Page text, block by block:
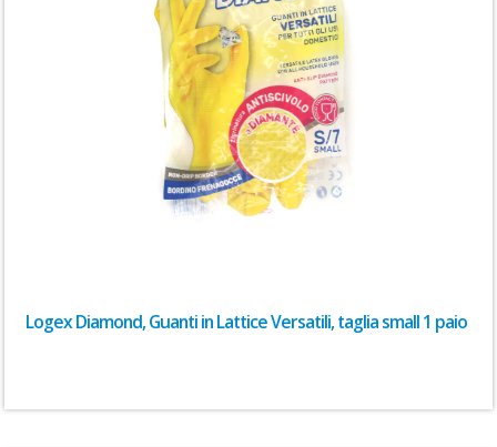
Logex Diamond, Guanti in Lattice Versatili, taglia small 1 paio